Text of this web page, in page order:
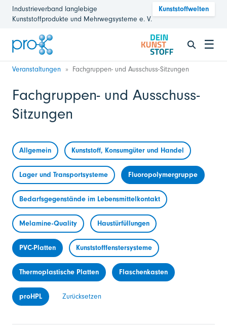
Industrieverband langlebige
Kunststoffprodukte und Mehrwegsysteme e. V.
Kunststoffwelten
☰
Veranstaltungen Fachgruppen- und Ausschuss-Sitzungen
Fachgruppen- und Ausschuss-
Sitzungen
Allgemein Kunststoff, Konsumgüter und Handel
Lager und Transportsysteme Fluoropolymergruppe
Bedarfsgegenstände im Lebensmittelkontakt
Melamine-Quality Haustürfüllungen
PVC-Platten Kunststofffenstersysteme
Thermoplastische Platten Flaschenkasten
proHPL Zurücksetzen